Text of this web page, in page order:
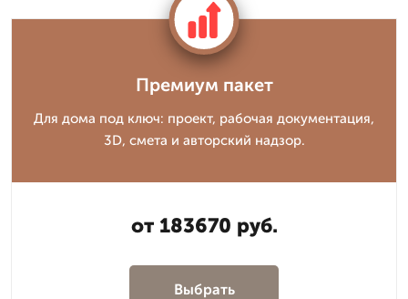
Премиум пакет
Для дома под ключ: проект, рабочая документация,
3D, смета и авторский надзор.
от 183670 руб.
Выбрать